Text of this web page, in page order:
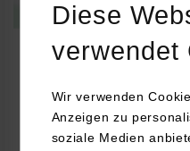
Diese
verwendet
Wir verwenden
Anzeigen zu
soziale Medien
Wirtschaftsingenieurwesen /